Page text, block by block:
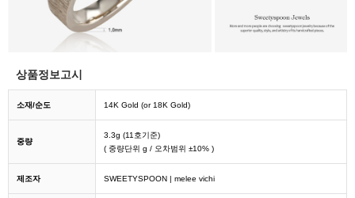
상품정보고시
소재/순도 14K Gold (or 18K Gold)
중량
3.3g (11호기준)
( 중량단위 g / 오차범위 ±10% )
제조자 SWEETYSPOON | melee vichi